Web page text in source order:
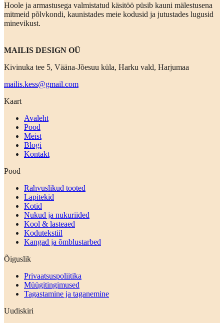
Hoole ja armastusega valmistatud käsitöö püsib kauni mälestusena
mitmeid põlvkondi, kaunistades meie kodusid ja jutustades lugusid
minevikust.
MAILIS DESIGN OÜ
Kivinuka tee 5, Vääna-Jõesuu küla, Harku vald, Harjumaa
mailis.kess@gmail.com
Kaart
Avaleht
Pood
Meist
Blogi
Kontakt
Pood
Rahvuslikud tooted
Lapitekid
Kotid
Nukud ja nukuriided
Kool & lasteaed
Kodutekstiil
Kangad ja õmblustarbed
Õiguslik
Privaatsuspoliitika
Müügitingimused
Tagastamine ja taganemine
Uudiskiri